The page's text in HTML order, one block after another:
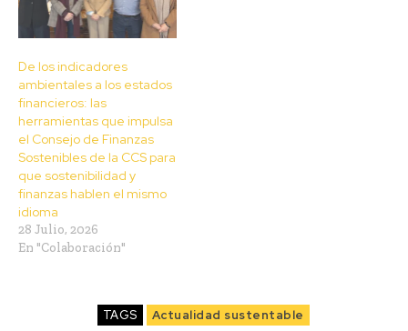
De los indicadores
ambientales a los estados
financieros: las
herramientas que impulsa
el Consejo de Finanzas
Sostenibles de la CCS para
que sostenibilidad y
finanzas hablen el mismo
idioma
28 Julio, 2026
En "Colaboración"
TAGS Actualidad sustentable